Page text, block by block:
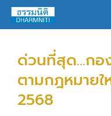
ด่วนที่สุด...กอ
ตามกฎหมาย
2568